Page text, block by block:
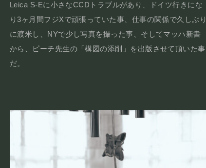
Leica S-Eに小さなCCDトラブルがあり、ドイツ行きにな
り3ヶ月間フジXで頑張っていた事、仕事の関係で久しぶり
に渡米し、NYで少し写真を撮った事、そしてマッハ新書
から、ピーチ先生の「構図の添削」を出版させて頂いた事
だ。